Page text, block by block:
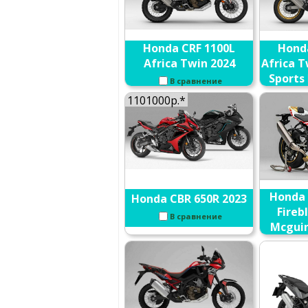
Honda CRF 1100L
Africa Twin 2024
В сравнение
Africa
Sports
1101000р.*
Honda CBR 650R 2023
В сравнение
Honda